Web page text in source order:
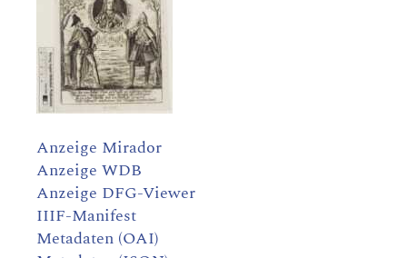
Anzeige Mirador
Anzeige WDB
Anzeige DFG-Viewer
IIIF-Manifest
Metadaten (OAI)